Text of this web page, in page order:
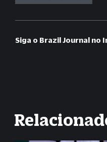
Siga o Brazil Journal no